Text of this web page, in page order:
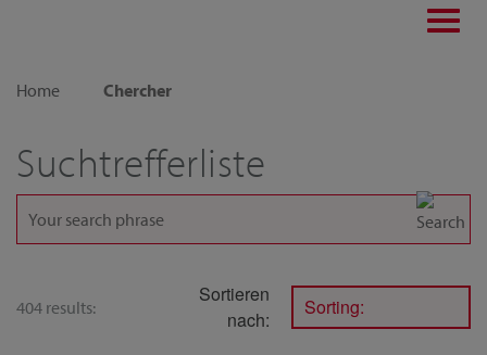
Home
Chercher
Suchtrefferliste
404 results:
Sortieren
nach:
Sorting: